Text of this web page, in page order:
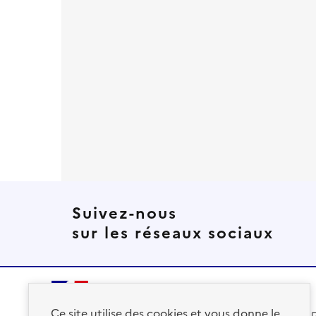
Suivez-nous
sur les réseaux sociaux